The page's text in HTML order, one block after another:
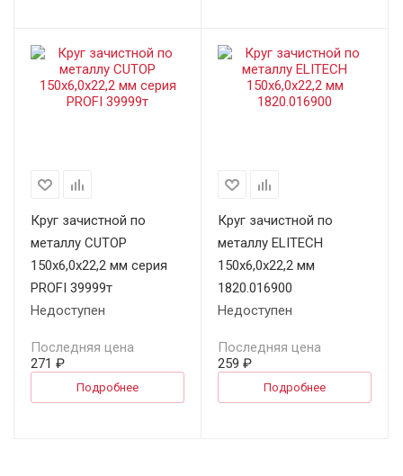
Круг зачистной по
металлу CUTOP
150х6,0х22,2 мм серия
PROFI 39999т
Недоступен
Последняя цена
271 ₽
Подробнее
Круг зачистной по
металлу ELITECH
150х6,0х22,2 мм
1820.016900
Недоступен
Последняя цена
259 ₽
Подробнее